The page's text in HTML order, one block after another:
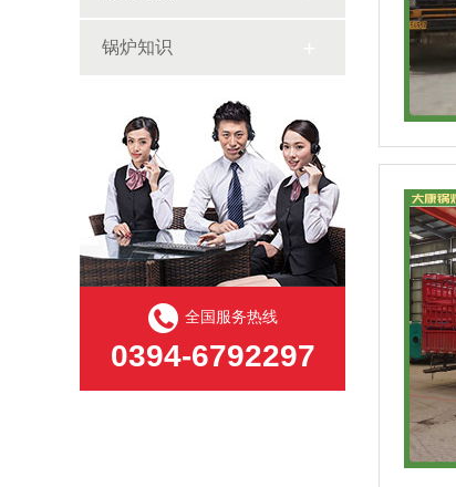
锅炉知识
全国服务热线
0394-6792297